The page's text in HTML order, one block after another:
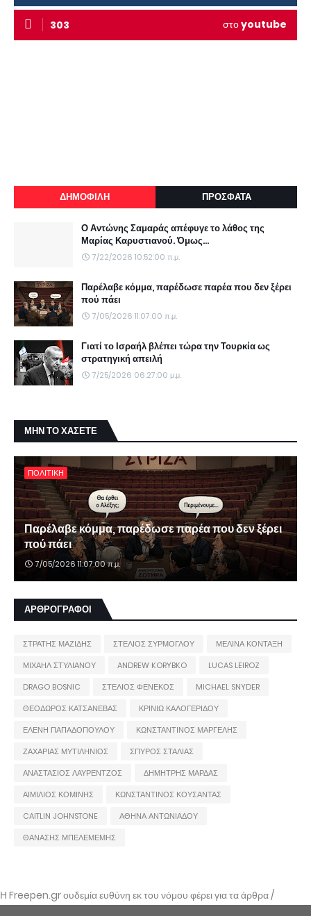
303 στοyoutube
ΔΗΜΟΦΙΛΗ ΠΡΟΣΦΑΤΑ
Ο Αντώνης Σαμαράς απέφυγε το λάθος της
Μαρίας Καρυστιανού. Όμως...
7/22/2026 10:52:00 π.μ.
Παρέλαβε κόμμα, παρέδωσε παρέα που δεν ξέρει
πού πάει
7/05/2026 11:07:00 π.μ.
Γιατί το Ισραήλ βλέπει τώρα την Τουρκία ως
στρατηγική απειλή
7/25/2026 06:27:00 μ.μ.
ΜΗΝ ΤΟ ΧΑΣΕΤΕ
ΠΟΛΙΤΙΚΗ
Παρέλαβε κόμμα, παρέδωσε παρέα που δεν ξέρει
πού πάει
7/05/2026 11:07:00 π.μ.
ΑΡΘΡΟΓΡΑΦΟΙ
ΣΤΡΑΤΗΣ ΜΑΖΙΔΗΣ ΣΤΕΛΙΟΣ ΣΥΡΜΟΓΛΟΥ
ΜΕΛΙΝΑ ΚΟΝΤΑΞΗ
ΜΙΧΑΗΛ ΣΤΥΛΙΑΝΟΥ
ANDREW KORYBKO
LUCAS LEIROZ
DRAGO BOSNIC
ΣΤΕΛΙΟΣ ΦΕΝΕΚΟΣ
MICHAEL SNYDER
ΘΕΟΔΩΡΟΣ ΚΑΤΣΑΝΕΒΑΣ
ΚΡΙΝΙΩ ΚΑΛΟΓΕΡΙΔΟΥ
ΕΛΕΝΗ ΠΑΠΑΔΟΠΟΥΛΟΥ
ΚΩΝΣΤΑΝΤΙΝΟΣ ΜΑΡΓΕΛΗΣ
ΖΑΧΑΡΙΑΣ ΜΥΤΙΛΗΝΙΟΣ
ΣΠΥΡΟΣ ΣΤΑΛΙΑΣ
ΑΝΑΣΤΑΣΙΟΣ ΛΑΥΡΕΝΤΖΟΣ
ΔΗΜΗΤΡΗΣ ΜΑΡΔΑΣ
ΑΙΜΙΛΙΟΣ ΚΟΜΙΝΗΣ
ΚΩΝΣΤΑΝΤΙΝΟΣ ΚΟΥΣΑΝΤΑΣ
CAITLIN JOHNSTONE
ΑΘΗΝΑ ΑΝΤΩΝΙΑΔΟΥ
ΘΑΝΑΣΗΣ ΜΠΕΛΕΜΕΜΗΣ
Η Freepen.gr ουδεμία ευθύνη εκ του νόμου φέρει για τα άρθρα /
αναρτήσεις που δημοσιεύονται και απηχούν τις απόψεις των συντακτών